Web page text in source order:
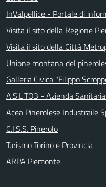
InValpellice - Portale di
Visita il sito della Regione
Visita il sito della Città
Unione montana del
Galleria Civica "Filippo
A.S.L.TO3 - Azienda
Acea Pinerolese Industraile
C.I.S.S. Pinerolo
Turismo Torino e Provincia
ARPA Piemonte